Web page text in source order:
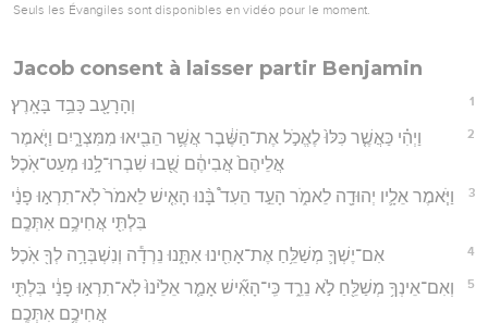
Seuls les Évangiles sont disponibles en vidéo pour le moment.
Jacob consent à laisser partir Benjamin
1 וְהָרָעָ֖ב כָּבֵ֥ד בָּאָֽרֶץ׃
2
וַיְהִ֗י כַּאֲשֶׁ֤ר כִּלּוּ֙ לֶאֱכֹ֣ל אֶת־הַשֶּׁ֔בֶר אֲשֶׁ֥ר הֵבִ֖יאוּ מִמִּצְרָ֑יִם וַיֹּ֤אמֶר
אֲלֵיהֶם֙ אֲבִיהֶ֔ם שֻׁ֖בוּ שִׁבְרוּ־לָ֥נוּ מְעַט־אֹֽכֶל׃
3
וַיֹּ֧אמֶר אֵלָ֛יו יְהוּדָ֖ה לֵאמֹ֑ר הָעֵ֣ד הֵעִד֩ בָּ֨נוּ הָאִ֤ישׁ לֵאמֹר֙ לֹֽא־תִרְא֣וּ פָנַ֔י
בִּלְתִּ֖י אֲחִיכֶ֥ם אִתְּכֶֽם׃
4 אִם־יֶשְׁךָ֛ מְשַׁלֵּ֥חַ אֶת־אָחִ֖ינוּ אִתָּ֑נוּ נֵרְדָ֕ה וְנִשְׁבְּרָ֥ה לְךָ֖ אֹֽכֶל׃
5
וְאִם־אֵינְךָ֥ מְשַׁלֵּ֖חַ לֹ֣א נֵרֵ֑ד כִּֽי־הָאִ֞ישׁ אָמַ֤ר אֵלֵ֙ינוּ֙ לֹֽא־תִרְא֣וּ פָנַ֔י בִּלְתִּ֖י
אֲחִיכֶ֥ם אִתְּכֶֽם׃